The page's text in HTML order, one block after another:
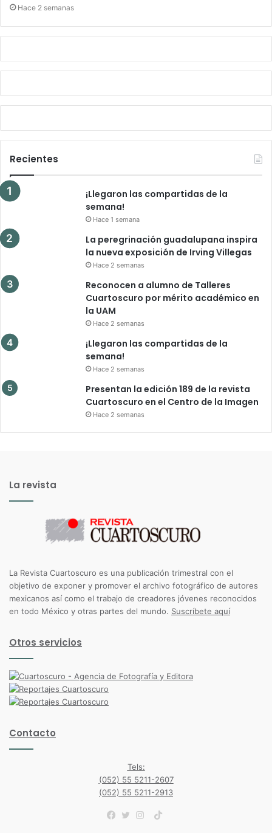
Hace 2 semanas
Recientes
¡Llegaron las compartidas de la
semana!
Hace 1 semana
La peregrinación guadalupana inspira
la nueva exposición de Irving Villegas
Hace 2 semanas
Reconocen a alumno de Talleres
Cuartoscuro por mérito académico en
la UAM
Hace 2 semanas
¡Llegaron las compartidas de la
semana!
Hace 2 semanas
Presentan la edición 189 de la revista
Cuartoscuro en el Centro de la Imagen
Hace 2 semanas
La revista
La Revista Cuartoscuro es una publicación trimestral con el
objetivo de exponer y promover el archivo fotográfico de autores
mexicanos así como el trabajo de creadores jóvenes reconocidos
en todo México y otras partes del mundo. Suscríbete aquí
Otros servicios
Contacto
Tels:
(052) 55 5211-2607
(052) 55 5211-2913
TikTok